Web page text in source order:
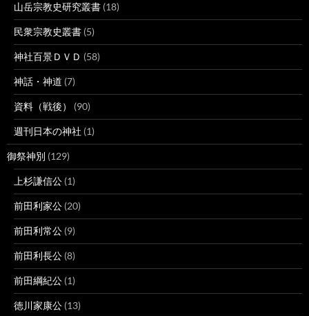
山岳宗教史研究叢書 (18)
民衆宗教史叢書 (5)
神社百景ＤＶＤ (58)
神話・神道 (7)
資料（戦後） (90)
週刊日本の神社 (1)
御祭神別 (129)
上杉謙信公 (1)
前田利家公 (20)
前田利常公 (9)
前田利長公 (8)
前田綱紀公 (1)
徳川家康公 (13)